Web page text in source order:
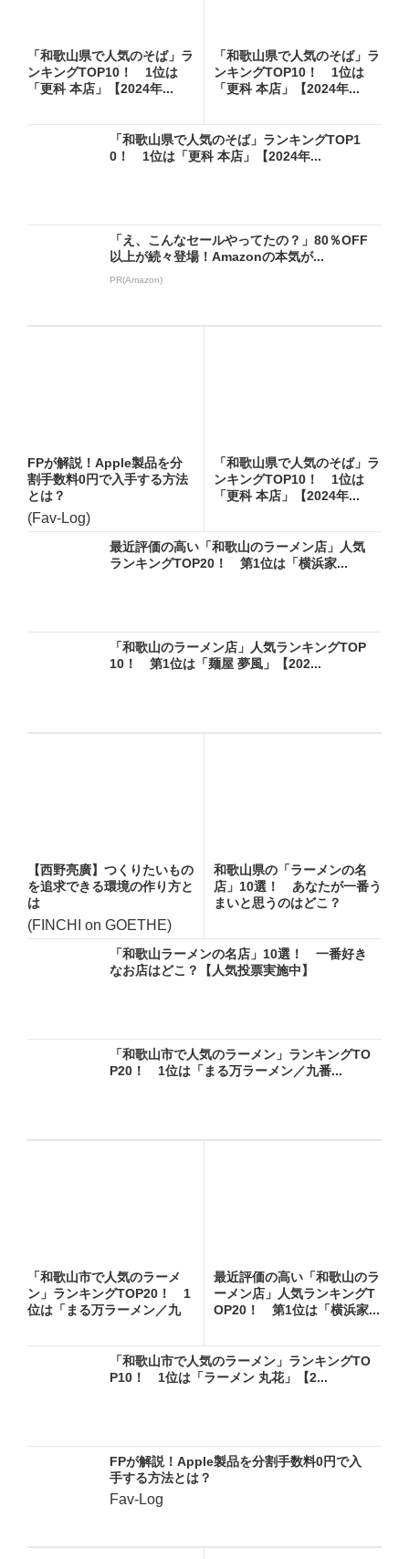
「和歌山県で人気のそば」ラ
ンキングTOP10！ 1位は
「更科 本店」【2024年...
「和歌山県で人気のそば」ラ
ンキングTOP10！ 1位は
「更科 本店」【2024年...
「和歌山県で人気のそば」ランキングTOP1
0！ 1位は「更科 本店」【2024年...
「え、こんなセールやってたの？」80％OFF
以上が続々登場！Amazonの本気が...
PR(Amazon)
FPが解説！Apple製品を分
割手数料0円で入手する方法
とは？
(Fav-Log)
「和歌山県で人気のそば」ラ
ンキングTOP10！ 1位は
「更科 本店」【2024年...
最近評価の高い「和歌山のラーメン店」人気
ランキングTOP20！ 第1位は「横浜家...
「和歌山のラーメン店」人気ランキングTOP
10！ 第1位は「麺屋 夢風」【202...
【西野亮廣】つくりたいもの
を追求できる環境の作り方と
は
(FINCHI on GOETHE)
和歌山県の「ラーメンの名
店」10選！ あなたが一番う
まいと思うのはどこ？
「和歌山ラーメンの名店」10選！ 一番好き
なお店はどこ？【人気投票実施中】
「和歌山市で人気のラーメン」ランキングTO
P20！ 1位は「まる万ラーメン／九番...
「和歌山市で人気のラーメ
ン」ランキングTOP20！ 1
位は「まる万ラーメン／九
最近評価の高い「和歌山のラ
ーメン店」人気ランキングT
OP20！ 第1位は「横浜家...
「和歌山市で人気のラーメン」ランキングTO
P10！ 1位は「ラーメン 丸花」【2...
FPが解説！Apple製品を分割手数料0円で入
手する方法とは？
Fav-Log